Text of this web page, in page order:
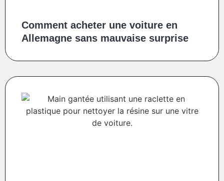
Comment acheter une voiture en
Allemagne sans mauvaise surprise